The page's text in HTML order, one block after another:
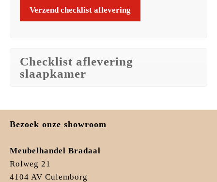
Checklist aflevering
slaapkamer
Bezoek onze showroom
Meubelhandel Bradaal
Rolweg 21
4104 AV Culemborg